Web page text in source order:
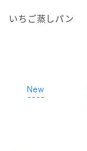
いちご蒸しパン
New